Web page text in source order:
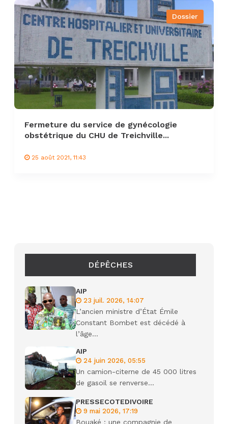
Dossier
Fermeture du service de gynécologie
obstétrique du CHU de Treichville...
25 août 2021, 11:43
DÉPÊCHES
AIP
23 juil. 2026, 14:07
L’ancien ministre d’État Émile
Constant Bombet est décédé à
l’âge...
AIP
24 juin 2026, 05:55
Un camion-citerne de 45 000 litres
de gasoil se renverse...
PRESSECOTEDIVOIRE
9 mai 2026, 17:19
Bouaké : une compagnie de